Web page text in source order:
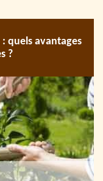
quels avantages
?